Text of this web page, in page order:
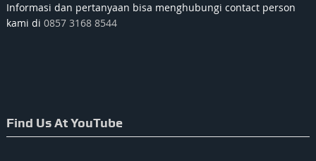
Informasi dan pertanyaan bisa menghubungi contact person
kami di 0857 3168 8544
Find Us At YouTube